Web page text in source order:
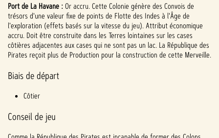
Port de La Havane :Or accru. Cette Colonie génère des Convois de
trésors d'une valeur fixe de points de Flotte des Indes à l'Âge de
l'exploration (effets basés sur la vitesse du jeu). Attribut économique
accru. Doit être construite dans les Terres lointaines sur les cases
côtières adjacentes aux cases qui ne sont pas un lac. La République des
Pirates reçoit plus de Production pour la construction de cette Merveille.
Biais de départ
Côtier
Conseil de jeu